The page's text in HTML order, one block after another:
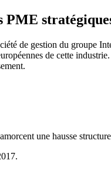
de gestion du groupe
de cette
une hausse